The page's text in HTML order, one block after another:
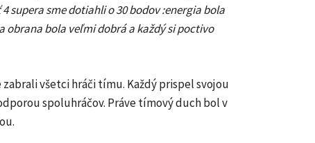
supera sme dotiahli o 30 bodov :energia bola
obrana bola veľmi dobrá a každý si poctivo
všetci hráči tímu. Každý prispel svojou
spoluhráčov. Práve tímový duch bol v